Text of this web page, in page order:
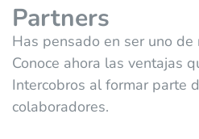
Partners
Has pensado en ser uno de
Conoce ahora las ventajas
Intercobros al formar parte
colaboradores.